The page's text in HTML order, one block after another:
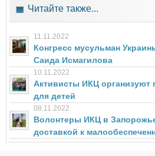
Читайте также...
11.11.2022
Конгресс мусульман
Саида Исмагилова
10.11.2022
Активисты ИКЦ организуют
для детей
08.11.2022
Волонтеры ИКЦ в
доставкой к